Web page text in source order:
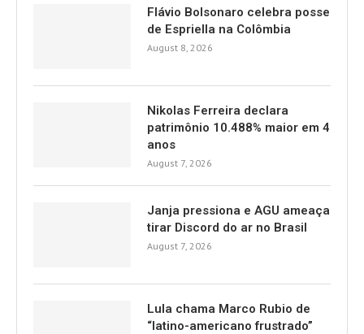
Flávio Bolsonaro celebra posse
de Espriella na Colômbia
August 8, 2026
Nikolas Ferreira declara
patrimônio 10.488% maior em 4
anos
August 7, 2026
Janja pressiona e AGU ameaça
tirar Discord do ar no Brasil
August 7, 2026
Lula chama Marco Rubio de
“latino-americano frustrado”